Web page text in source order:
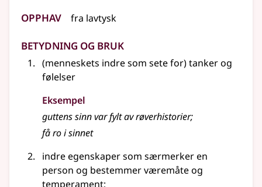
Opphav fra lavtysk
Betydning og bruk
(menneskets indre som sete for) tanker og
følelser
Eksempel
guttenssinnvar fylt av røverhistorier;
få ro isinnet
indre egenskaper som særmerker en
person og bestemmer væremåte og
temperament;